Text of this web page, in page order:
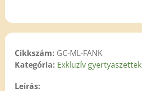
Cikkszám: GC-ML-FANK
Kategória: Exkluzív gyertyaszettek
Leírás: